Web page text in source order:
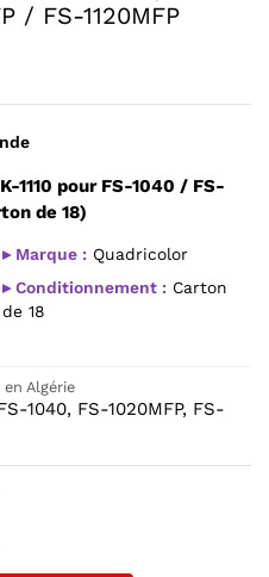
/ FS-1120MFP
1110 pour FS-1040 / FS-
de 18)
▸ Marque : Quadricolor
▸ Conditionnement : Carton
de 18
en Algérie
1040, FS-1020MFP, FS-